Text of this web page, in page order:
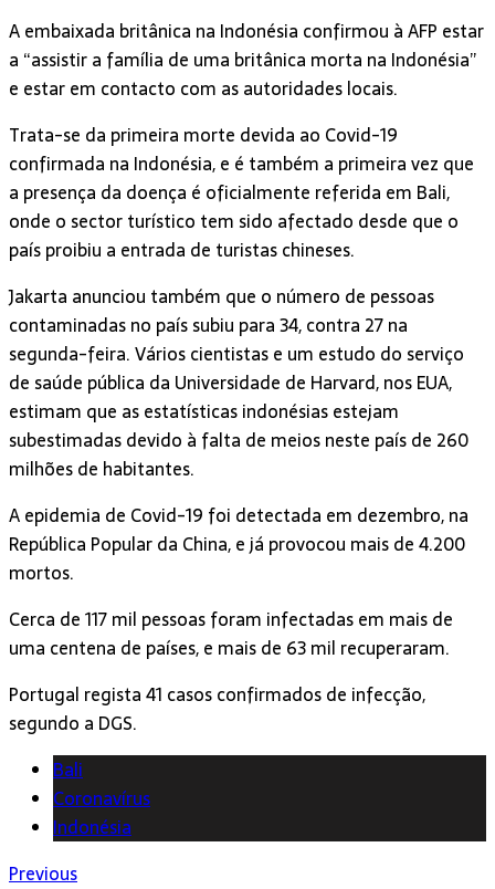
A embaixada britânica na Indonésia confirmou à AFP estar
a “assistir a família de uma britânica morta na Indonésia”
e estar em contacto com as autoridades locais.
Trata-se da primeira morte devida ao Covid-19
confirmada na Indonésia, e é também a primeira vez que
a presença da doença é oficialmente referida em Bali,
onde o sector turístico tem sido afectado desde que o
país proibiu a entrada de turistas chineses.
Jakarta anunciou também que o número de pessoas
contaminadas no país subiu para 34, contra 27 na
segunda-feira. Vários cientistas e um estudo do serviço
de saúde pública da Universidade de Harvard, nos EUA,
estimam que as estatísticas indonésias estejam
subestimadas devido à falta de meios neste país de 260
milhões de habitantes.
A epidemia de Covid-19 foi detectada em dezembro, na
República Popular da China, e já provocou mais de 4.200
mortos.
Cerca de 117 mil pessoas foram infectadas em mais de
uma centena de países, e mais de 63 mil recuperaram.
Portugal regista 41 casos confirmados de infecção,
segundo a DGS.
Bali
Coronavírus
Indonésia
Previous